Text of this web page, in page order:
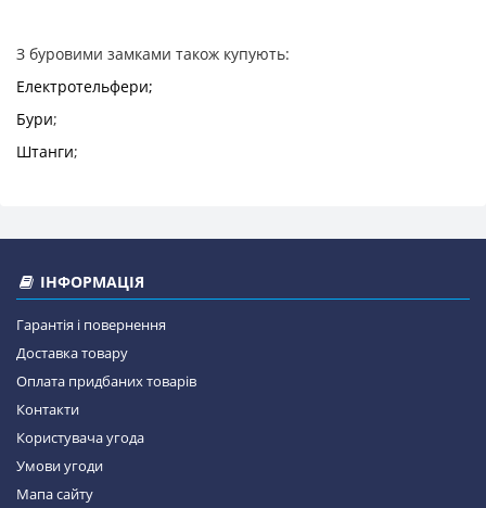
З буровими замками також купують:
Електротельфери;
Бури;
Штанги;
ІНФОРМАЦІЯ
Гарантія і повернення
Доставка товару
Оплата придбаних товарів
Контакти
Користувача угода
Умови угоди
Мапа сайту